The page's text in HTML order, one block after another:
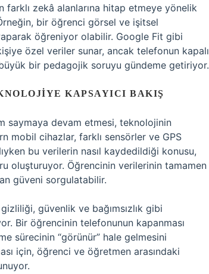
zekâ alanlarına hitap etmeye yönelik
bir öğrenci görsel ve işitsel
öğreniyor olabilir. Google Fit gibi
özel veriler sunar, ancak telefonun kapalı
bir pedagojik soruyu gündeme getiriyor.
KAPSAYICI BAKIŞ
saymaya devam etmesi, teknolojinin
mobil cihazlar, farklı sensörler ve GPS
bu verilerin nasıl kaydedildiği konusu,
oluşturuyor. Öğrencinin verilerinin tamamen
güveni sorgulatabilir.
güvenlik ve bağımsızlık gibi
Bir öğrencinin telefonunun kapanması
sürecinin “görünür” hale gelmesini
için, öğrenci ve öğretmen arasındaki